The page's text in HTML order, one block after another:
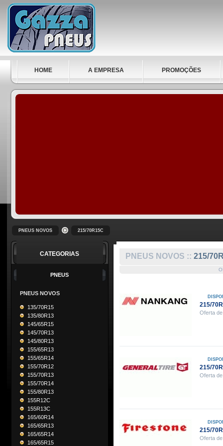
HOME A EMPRESA PROMOÇÕES
PNEUS NOVOS 215/70R15C
CATEGORIAS
PNEUS
PNEUS NOVOS
135/70R15
135/80R13
145/65R15
145/70R13
145/80R13
155/65R13
155/65R14
155/70R12
155/70R13
155/70R14
155/80R13
155R12C
155R13C
165/60R14
165/65R13
165/65R14
165/65R15
PNEUS NOVOS :: 215/
215/
Oferta
215/
Oferta
215/
Oferta